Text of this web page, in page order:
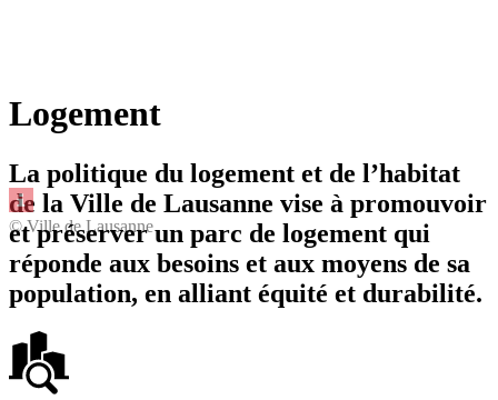
© Ville de Lausanne
Logement
La politique du logement et de l’habitat
de la Ville de Lausanne vise à promouvoir
et préserver un parc de logement qui
réponde aux besoins et aux moyens de sa
population, en alliant équité et durabilité.